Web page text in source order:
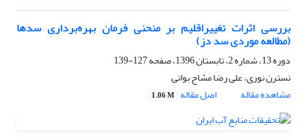
بررسی اثرات تغییراقلیم بر منحنی فرمان بهره‌برداری سدها
(مطالعه موردی سد دز)
دوره 13، شماره 2، تابستان 1396، صفحه
127-139
نسترن نوری، علی رضا مسّاح بوانی
مشاهده مقاله
اصل مقاله 1.06 M